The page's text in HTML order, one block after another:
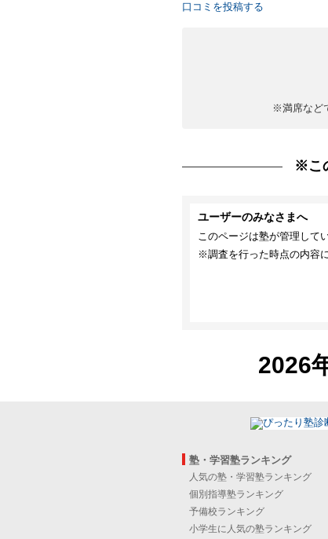
口コミを投稿する
※満席など
※こ
ユーザーのみなさまへ
このページは塾が管理して
※調査を行った時点の内容
2026
塾・学習塾ランキング
人気の塾・学習塾ランキング
個別指導塾ランキング
予備校ランキング
小学生に人気の塾ランキング